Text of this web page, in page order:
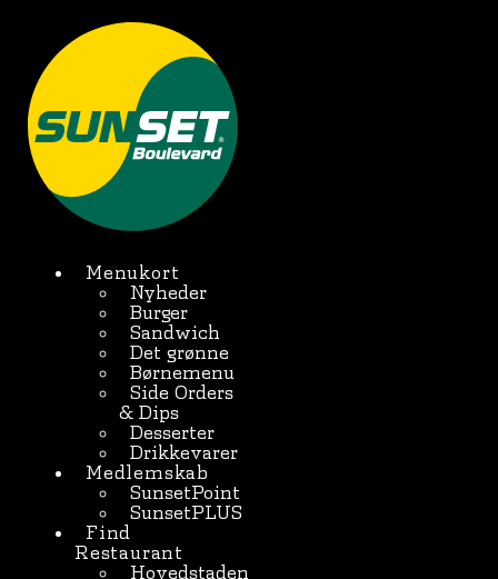
indhold
Menukort
Nyheder
Burger
Sandwich
Det grønne
Børnemenu
Side Orders
& Dips
Desserter
Drikkevarer
Medlemskab
SunsetPoint
SunsetPLUS
Find
Restaurant
Hovedstaden